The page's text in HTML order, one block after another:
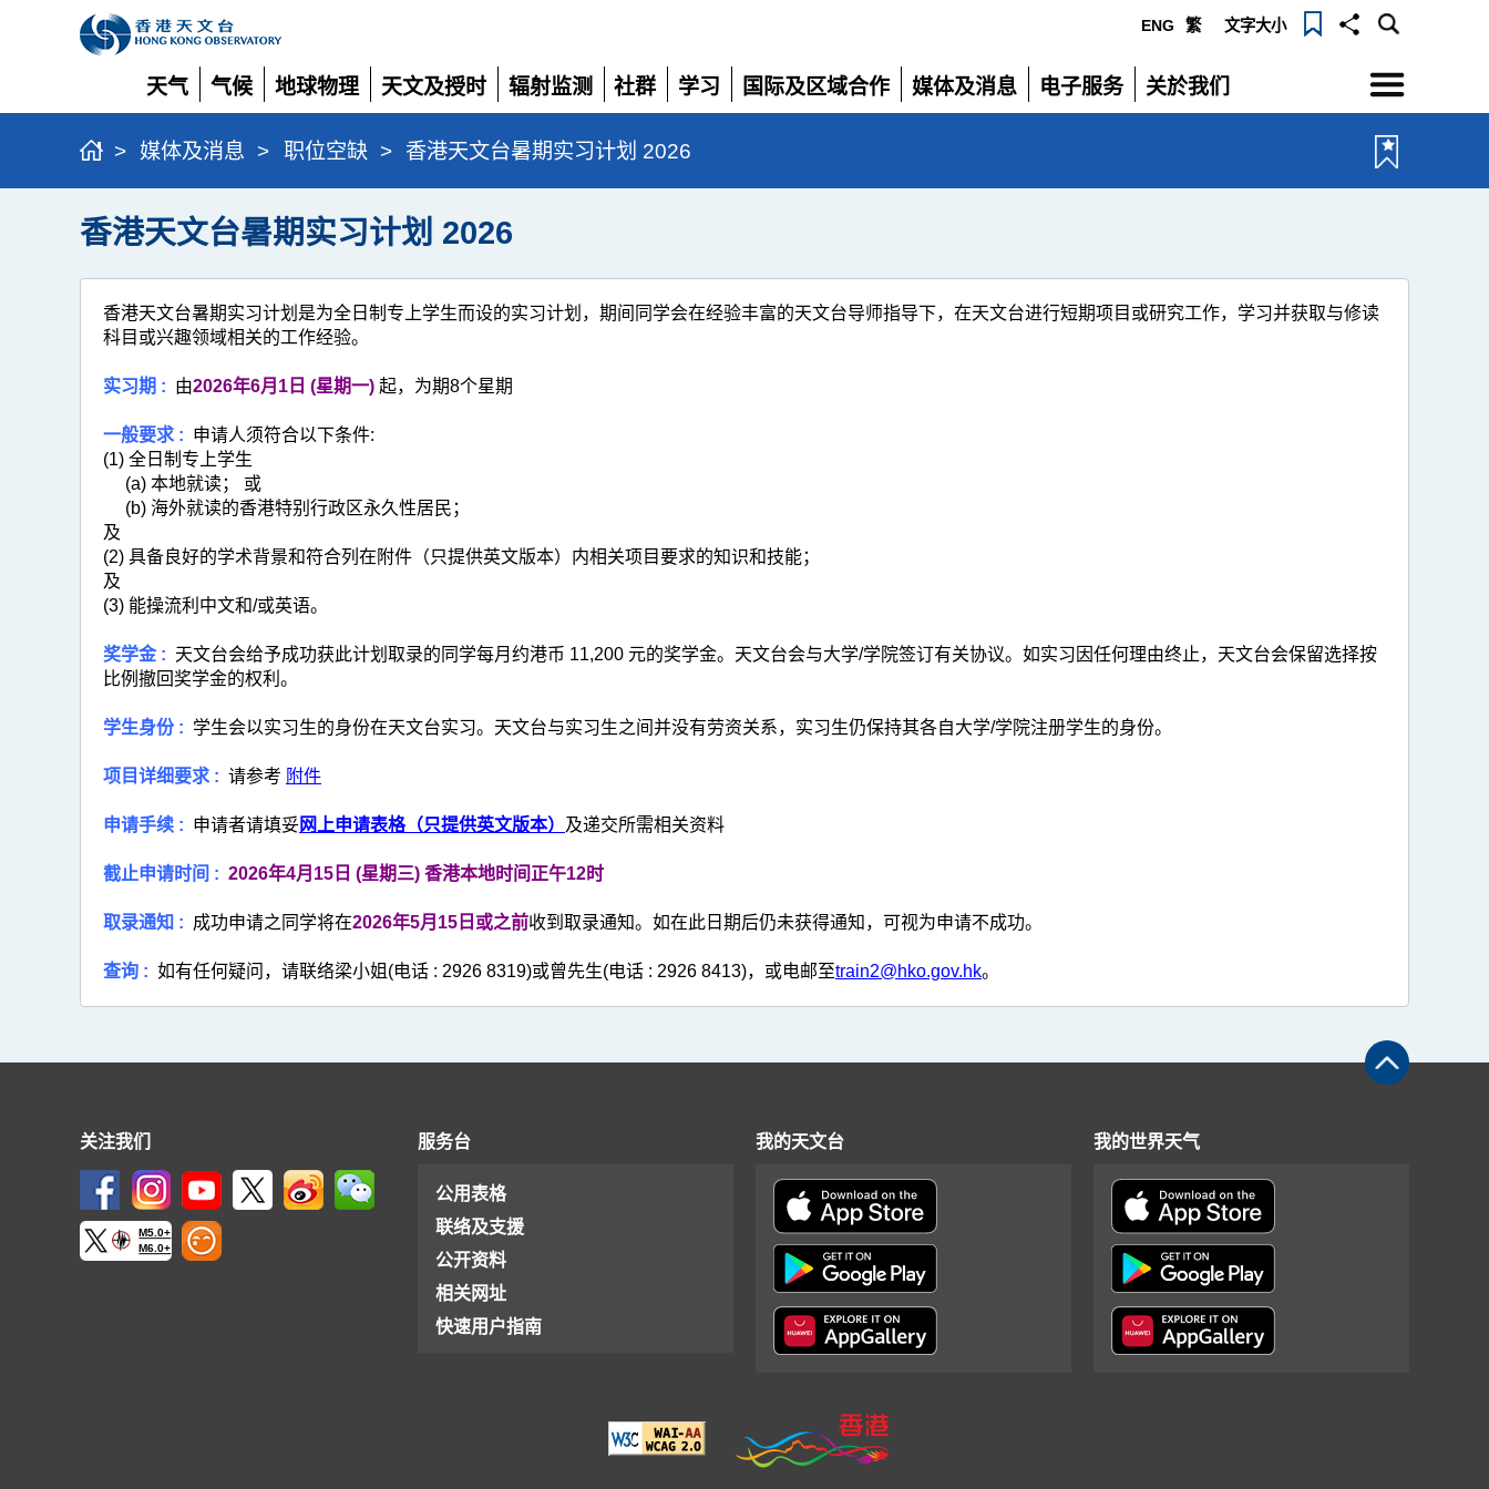
ENG 繁 文字大小
天气
展
开
气候
展
开
地球物理
展
开
天文及授时
展
开
辐射监测
展
开
社群
展
开
学习
展
开
国际及区域合作
展
媒体及消息
展
电子服务
展
关於我们
展
选
单
> 媒体及消息 > 职位空缺 > 香港天文台暑期实习计划 2026
香港天文台暑期实习计划 2026
香港天文台暑期实习计划是为全日制专上学生而设的实习计划，期间同学会在经验丰富的天文台导师指导下，在天文台进行短期项目或研究工作，学习并获取与修读
科目或兴趣领域相关的工作经验。
实习期 : 由2026年6月1日 (星期一) 起，为期8个星期
一般要求 : 申请人须符合以下条件:
(1) 全日制专上学生
(a) 本地就读； 或
(b) 海外就读的香港特别行政区永久性居民；
及
(2) 具备良好的学术背景和符合列在附件（只提供英文版本）内相关项目要求的知识和技能；
及
(3) 能操流利中文和/或英语。
奖学金 : 天文台会给予成功获此计划取录的同学每月约港币 11,200 元的奖学金。天文台会与大学/学院签订有关协议。如实习因任何理由终止，天文台会保留选择按
比例撤回奖学金的权利。
学生身份 : 学生会以实习生的身份在天文台实习。天文台与实习生之间并没有劳资关系，实习生仍保持其各自大学/学院注册学生的身份。
项目详细要求 : 请参考 附件
申请手续 : 申请者请填妥 网上申请表格（只提供英文版本） 及递交所需相关资料
截止申请时间 : 2026年4月15日 (星期三) 香港本地时间正午12时
取录通知 : 成功申请之同学将在2026年5月15日或之前收到取录通知。如在此日期后仍未获得通知，可视为申请不成功。
查询 : 如有任何疑问，请联络梁小姐(电话 : 2926 8319)或曾先生(电话 : 2926 8413)，或电邮至train2@hko.gov.hk。
关注我们
M5.0+
M6.0+
服务台
公用表格
联络及支援
公开资料
相关网址
快速用户指南
我的天文台 我的世界天气